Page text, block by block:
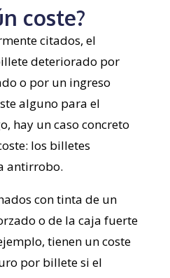
coste?
citados, el
deteriorado por
o por un ingreso
alguno para el
hay un caso concreto
los billetes
antirrobo.
con tinta de un
o de la caja fuerte
tienen un coste
por billete si el